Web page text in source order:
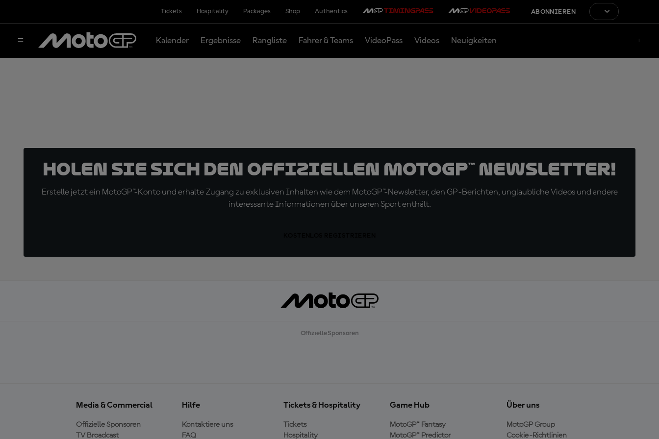
Tickets Hospitality Packages Shop Authentics ABONNIEREN
Kalender Ergebnisse Rangliste Fahrer & Teams VideoPass Videos Neuigkeiten
Holen Sie sich den offiziellen MotoGP™ Newsletter!
Erstelle jetzt ein MotoGP™-Konto und erhalte Zugang zu exklusiven Inhalten wie dem MotoGP™-Newsletter, den GP-Berichten, unglaubliche Videos und andere
interessante Informationen über unseren Sport enthält.
Offizielle Sponsoren
Media & Commercial
Offizielle Sponsoren
TV Broadcast
Hilfe
Kontaktiere uns
FAQ
Tickets & Hospitality
Tickets
Hospitality
Game Hub
MotoGP™ Fantasy
MotoGP™ Predictor
Über uns
MotoGP Group
Cookie-Richtlinien